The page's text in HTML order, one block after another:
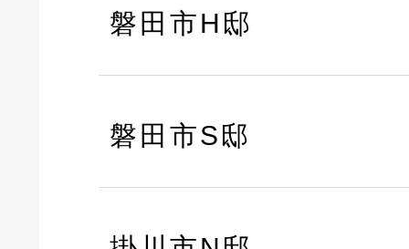
磐田市H邸
磐田市S邸